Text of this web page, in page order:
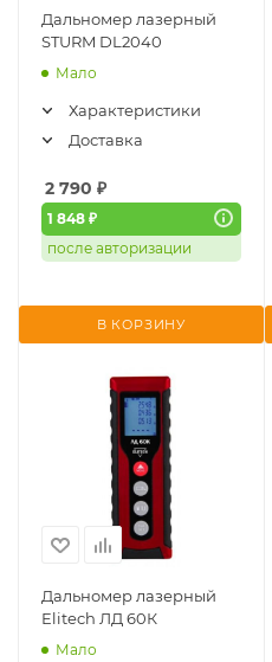
Дальномер лазерный
STURM DL2040
Мало
Характеристики
Доставка
2 790 ₽
1 848 ₽
после авторизации
В КОРЗИНУ
Дальномер лазерный
Elitech ЛД 60К
Мало